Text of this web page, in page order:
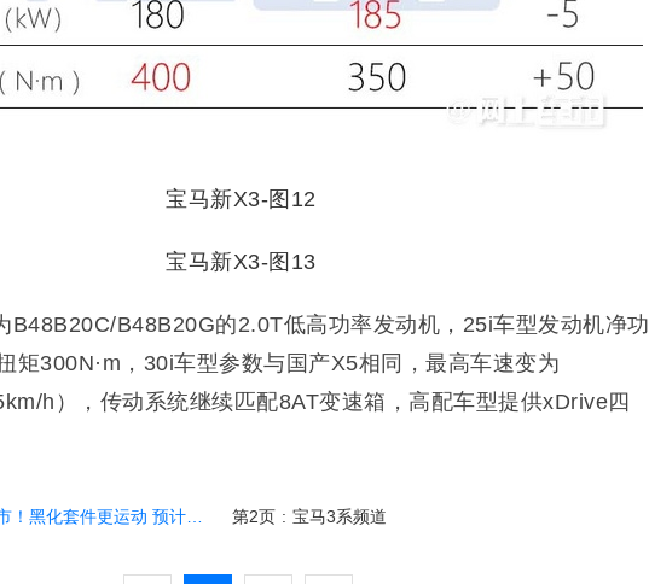
B48B20C/B48B20G的2.0T低高功率发动机，25i车型发动机净功
矩300N·m，30i车型参数与国产X5相同，最高车速变为
h），传动系统继续匹配8AT变速箱，高配车型提供xDrive四
化套件更运动 预计39万起售 第2页 : 宝马3系频道